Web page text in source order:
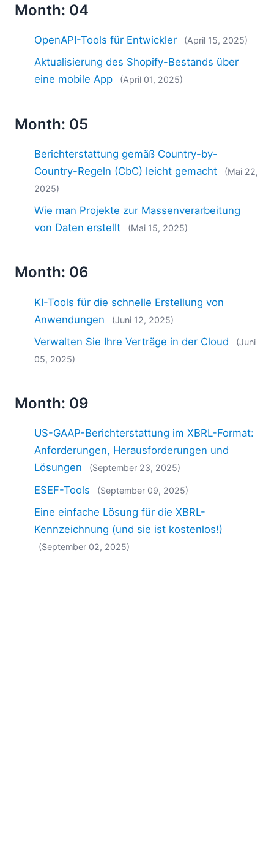
Month: 04
OpenAPI-Tools für Entwickler (April 15, 2025)
Aktualisierung des Shopify-Bestands über
eine mobile App
(April 01, 2025)
Month: 05
Berichterstattung gemäß Country-by-
Country-Regeln (CbC) leicht gemacht
(Mai 22,
2025)
Wie man Projekte zur Massenverarbeitung
von Daten erstellt
(Mai 15, 2025)
Month: 06
KI-Tools für die schnelle Erstellung von
Anwendungen
(Juni 12, 2025)
Verwalten Sie Ihre Verträge in der Cloud
(Juni
05, 2025)
Month: 09
US-GAAP-Berichterstattung im XBRL-Format:
Anforderungen, Herausforderungen und
Lösungen
(September 23, 2025)
ESEF-Tools (September 09, 2025)
Eine einfache Lösung für die XBRL-
Kennzeichnung (und sie ist kostenlos!)
(September 02, 2025)